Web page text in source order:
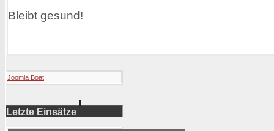
Bleibt gesund!
Joomla Boat
Letzte Einsätze